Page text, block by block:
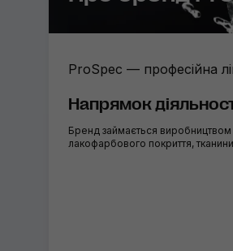
ProSpec — професійна
Напрямок
Бренд займається виробництвом
лакофарбового покриття,